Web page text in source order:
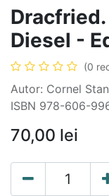
Diesel -
(0
Autor: Cornel Stan
ISBN 978-606-
70,00 lei